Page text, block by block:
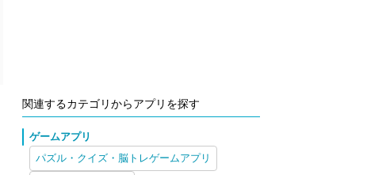
関連するカテゴリからアプリを探す
ゲームアプリ
パズル・クイズ・脳トレゲームアプリ